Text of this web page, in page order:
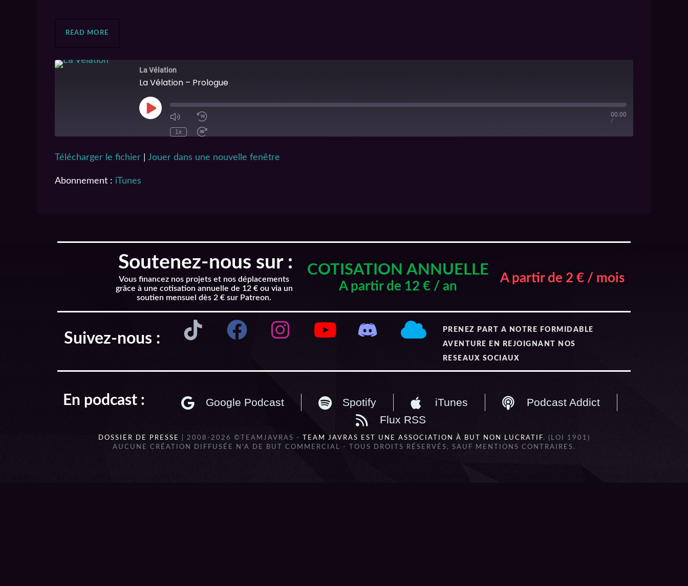
READ MORE
La Vélation
La Vélation – Prologue
1x
00:00
/
iTunes
EMBED
Télécharger le fichier Jouer dans une nouvelle fenêtre
Abonnement : iTunes
Soutenez-nous sur :
Vous financez nos projets et nos déplacements
grâce à une cotisation annuelle de 12 € ou via un
soutien mensuel dès 2 € sur Patreon.
COTISATION ANNUELLE
A partir de 12 € / an
A partir de 2 € / mois
Suivez-nous :
PRENEZ PART A NOTRE FORMIDABLE
AVENTURE EN REJOIGNANT NOS
RESEAUX SOCIAUX
En podcast : Google Podcast Spotify iTunes
Podcast Addict
Flux RSS
DOSSIER DE PRESSE | 2008-2026 ©TEAMJAVRAS - TEAM JAVRAS EST UNE ASSOCIATION À BUT NON LUCRATIF. (LOI 1901)
AUCUNE CRÉATION DIFFUSÉE N'A DE BUT COMMERCIAL - TOUS DROITS RÉSERVÉS, SAUF MENTIONS CONTRAIRES.